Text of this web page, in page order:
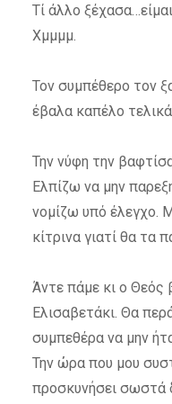
Τί άλλο
Χμμμμ.
Τον συμπέθερο τον
έβαλα καπέλο
Την νύφη την
Ελπίζω να μην
νομίζω υπό έλεγχο.
κίτρινα γιατί θα τα
Άντε πάμε κι ο Θεός
Ελισαβετάκι. Θα
συμπεθέρα να μην
Την ώρα που μου
προσκυνήσει σωστά